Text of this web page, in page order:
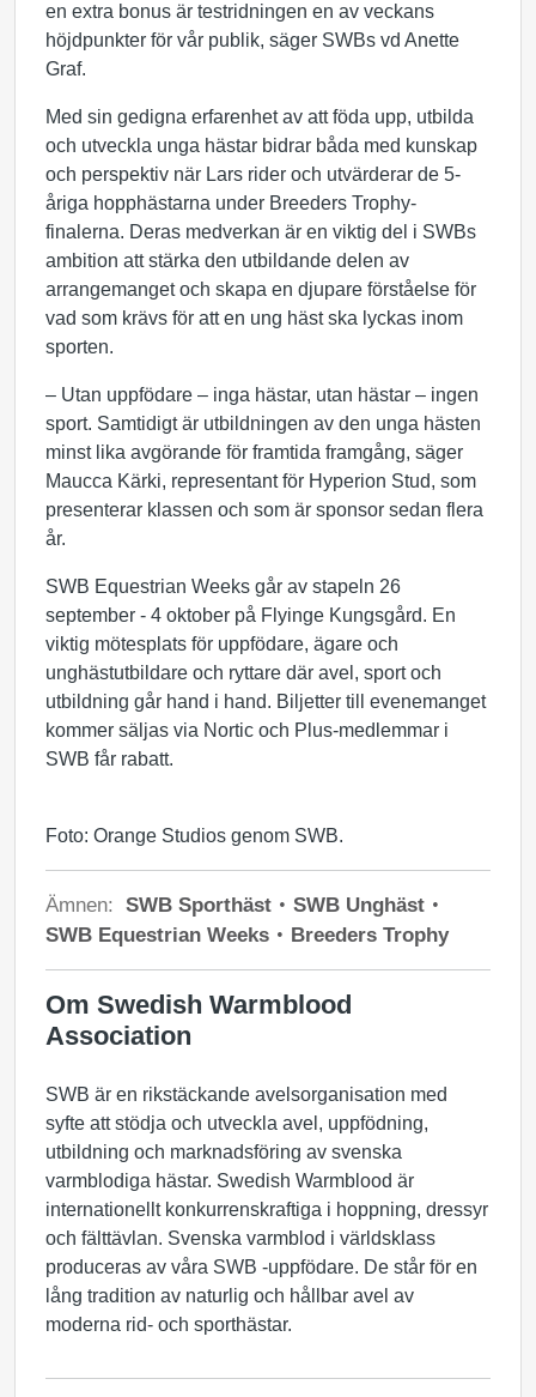
en extra bonus är testridningen en av veckans
höjdpunkter för vår publik, säger SWBs vd Anette
Graf.
Med sin gedigna erfarenhet av att föda upp, utbilda
och utveckla unga hästar bidrar båda med kunskap
och perspektiv när Lars rider och utvärderar de 5-
åriga hopphästarna under Breeders Trophy-
finalerna. Deras medverkan är en viktig del i SWBs
ambition att stärka den utbildande delen av
arrangemanget och skapa en djupare förståelse för
vad som krävs för att en ung häst ska lyckas inom
sporten.
– Utan uppfödare – inga hästar, utan hästar – ingen
sport. Samtidigt är utbildningen av den unga hästen
minst lika avgörande för framtida framgång, säger
Maucca Kärki, representant för Hyperion Stud, som
presenterar klassen och som är sponsor sedan flera
år.
SWB Equestrian Weeks går av stapeln 26
september - 4 oktober på Flyinge Kungsgård. En
viktig mötesplats för uppfödare, ägare och
unghästutbildare och ryttare där avel, sport och
utbildning går hand i hand. Biljetter till evenemanget
kommer säljas via Nortic och Plus-medlemmar i
SWB får rabatt.
Foto: Orange Studios genom SWB.
Ämnen: SWB Sporthäst
SWB Unghäst
SWB Equestrian Weeks
Breeders Trophy
Om Swedish Warmblood
Association
SWB är en rikstäckande avelsorganisation med
syfte att stödja och utveckla avel, uppfödning,
utbildning och marknadsföring av svenska
varmblodiga hästar. Swedish Warmblood är
internationellt konkurrenskraftiga i hoppning, dressyr
och fälttävlan. Svenska varmblod i världsklass
produceras av våra SWB -uppfödare. De står för en
lång tradition av naturlig och hållbar avel av
moderna rid- och sporthästar.